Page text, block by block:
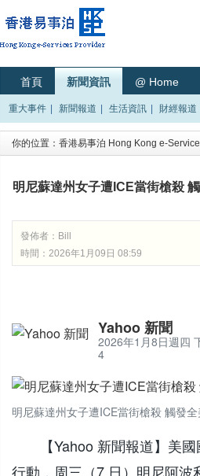
首頁 新聞資訊 @ Home
重大事件 新聞報道 生活資訊 財經報道
你的位置： 香港易事泊 Hong Kong e-
明尼蘇達州女子遭ICE當街槍殺
發佈者： Bill
時間：2026年1月09日 08:59
Yahoo 新聞
2026年1月8日週四
4
明尼蘇達州女子遭ICE當街槍殺 觸發
【Yahoo 新聞報道】美
行動，周三（7 日）明尼阿